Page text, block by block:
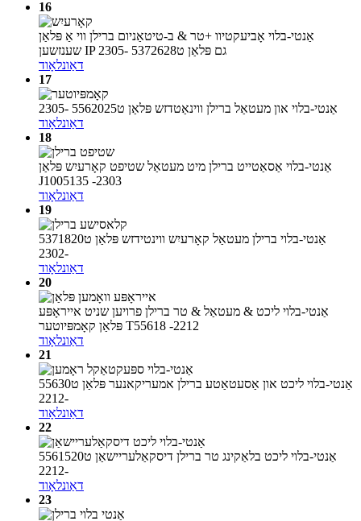
16
אַנטי-בלוי אָביעקטיוו +טר & ב-טיטאַניום ברילן ווי אַ פּלאַן
שענזשען IP גם פּלאַן ט5372628 -2305
דאַונלאָוד
17
אַנטי-בלוי און מעטאַל ברילן ווינאַטדזש פּלאַן ט5562025 -2305
דאַונלאָוד
18
אַנטי-בלוי אַסאַטייט ברילן מיט מעטאַל שטיפט קאָרעיִש פּלאַן
J1005135 -2303
דאַונלאָוד
19
אַנטי-בלוי ברילן מעטאַל קאָרעיִש ווינטידזש פּלאַן ט5371820
-2302
דאַונלאָוד
20
אַנטי-בלוי ליכט & מעטאַל & טר ברילן פרויען שניט אייראָפּע
פּלאַן קאָמפּיוטער T55618 -2212
דאַונלאָוד
21
אַנטי-בלוי ליכט און אַסעטאַטע ברילן אמעריקאנער פּלאַן ט55630
-2212
דאַונלאָוד
22
אַנטי-בלוי ליכט בלאַקינג טר ברילן דיסקאַלעריישאַן ט5561520
-2212
דאַונלאָוד
23